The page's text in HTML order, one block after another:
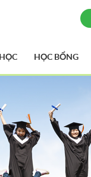
HỌC BỔNG